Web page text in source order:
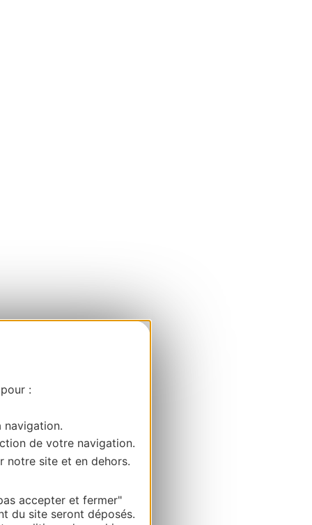
:
navigation.
de votre navigation.
notre site et en dehors.
accepter et fermer"
du site seront déposés.